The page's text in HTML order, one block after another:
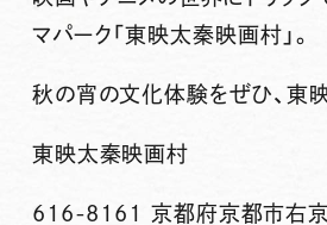
マパーク「東映太秦映画村」。
秋の宵の文化体験をぜひ、東
東映太秦映画村
616-8161 京都府京都市右